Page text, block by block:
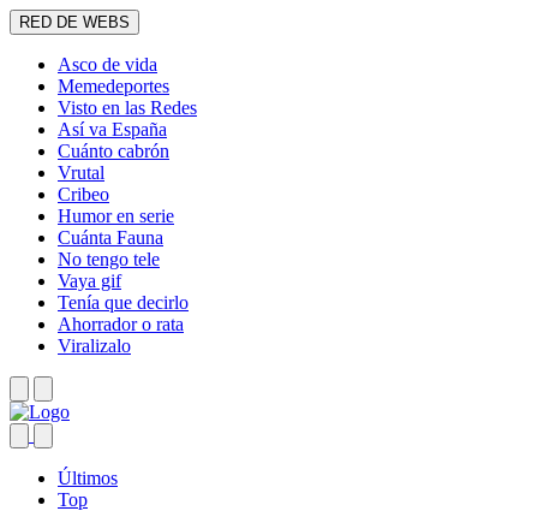
RED DE WEBS
Asco de vida
Memedeportes
Visto en las Redes
Así va España
Cuánto cabrón
Vrutal
Cribeo
Humor en serie
Cuánta Fauna
No tengo tele
Vaya gif
Tenía que decirlo
Ahorrador o rata
Viralizalo
Últimos
Top